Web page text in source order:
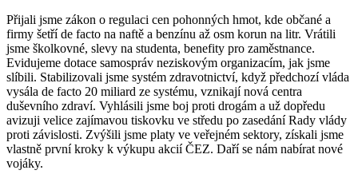
Přijali jsme zákon o regulaci cen pohonných hmot, kde občané a
firmy šetří de facto na naftě a benzínu až osm korun na litr. Vrátili
jsme školkovné, slevy na studenta, benefity pro zaměstnance.
Evidujeme dotace samospráv neziskovým organizacím, jak jsme
slíbili. Stabilizovali jsme systém zdravotnictví, když předchozí vláda
vysála de facto 20 miliard ze systému, vznikají nová centra
duševního zdraví. Vyhlásili jsme boj proti drogám a už dopředu
avizuji velice zajímavou tiskovku ve středu po zasedání Rady vlády
proti závislosti. Zvýšili jsme platy ve veřejném sektory, získali jsme
vlastně první kroky k výkupu akcií ČEZ. Daří se nám nabírat nové
vojáky.